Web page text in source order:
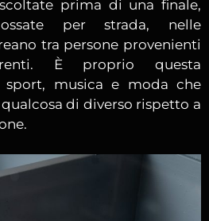
prima di una finale,
per strada, nelle
tra persone provenienti
È proprio questa
sport, musica e moda che
di diverso rispetto a